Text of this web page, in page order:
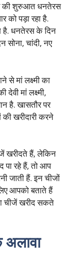
की शुरुआत धनतेरस
को पड़ा रहा है.
है. धनतेरस के दिन
सोना, चांदी, नए
से मां लक्ष्मी का
मां लक्ष्मी,
है. खासतौर पर
खरीदारी करने
खरीदते हैं, लेकिन
पा रहे हैं, तो आप
जाती हैं. इन चीजों
आपको बताते हैं
चीजें खरीद सकते
अलावा